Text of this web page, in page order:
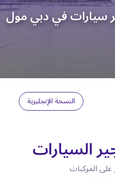
سيارات في دبي مول
النسخة الإنجليزية
السيارات
على المركبات